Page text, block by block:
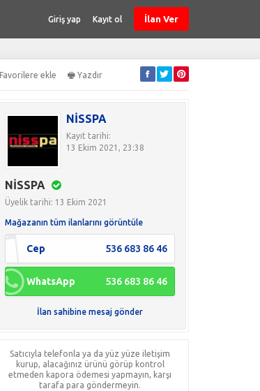
Giriş yap Kayıt ol İlan Ver
Favorilere ekle Yazdır
NİSSPA
Kayıt tarihi:
13 Ekim 2021, 23:38
NİSSPA
Üyelik tarihi: 13 Ekim 2021
Mağazanın tüm ilanlarını görüntüle
Cep 536 683 86 46
WhatsApp 536 683 86 46
İlan sahibine mesaj gönder
Satıcıyla telefonla ya da yüz yüze iletişim
kurup, alacağınız ürünü görüp kontrol
etmeden kapora ödemesi yapmayın, karşı
tarafa para göndermeyin.